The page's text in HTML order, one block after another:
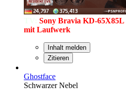
Sony Bravia KD-65X85L
mit Laufwerk
Inhalt melden
Zitieren
Ghostface
Schwarzer Nebel